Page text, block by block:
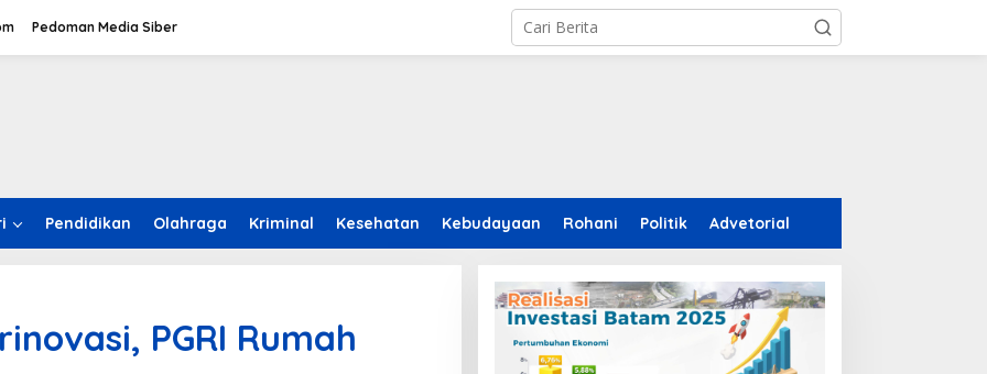
Pedoman Media Siber
Pendidikan Olahraga Kriminal Kesehatan Kebudayaan Rohani Politik Advetorial
PGRI Rumah